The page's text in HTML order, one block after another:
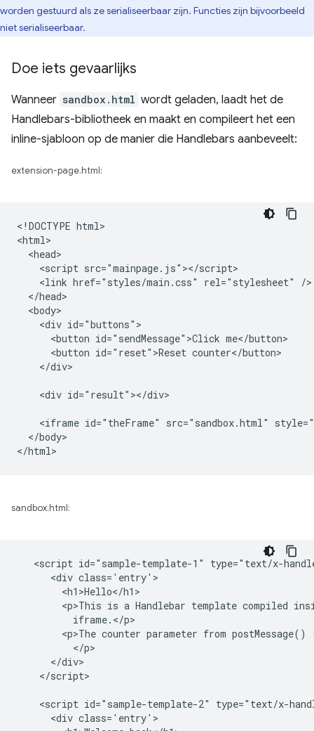
worden gestuurd als ze serialiseerbaar zijn. Functies zijn bijvoorbeeld
niet serialiseerbaar.
Doe iets gevaarlijks
Wanneer sandbox.html wordt geladen, laadt het de
Handlebars-bibliotheek en maakt en compileert het een
inline-sjabloon op de manier die Handlebars aanbeveelt:
extension-page.html:
<!DOCTYPE html>
<html>
  <head>
    <script src="mainpage.js"></script>
    <link href="styles/main.css" rel="stylesheet" />
  </head>
  <body>
    <div id="buttons">
      <button id="sendMessage">Click me</button>
      <button id="reset">Reset counter</button>
    </div>
    <div id="result"></div>
<iframe id="theFrame" src="sandbox.html"
  </body>
sandbox.html:
<script id="sample-template-1" type="text/x-
      <div class='entry'>
        <h1>Hello</h1>
<p>This is a Handlebar template compiled
          iframe.</p>
<p>The counter parameter from postMessage()
          </p>
      </div>
    </script>
<script id="sample-template-2" type="text/x-
      <div class='entry'>